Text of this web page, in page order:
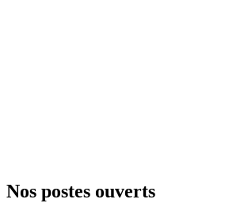
Nos postes ouverts